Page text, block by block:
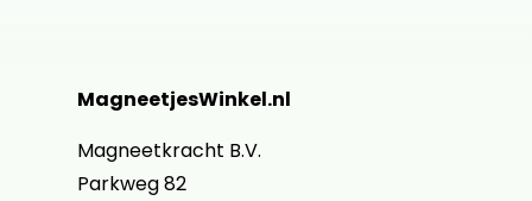
MagneetjesWinkel.nl
Magneetkracht B.V.
Parkweg 82